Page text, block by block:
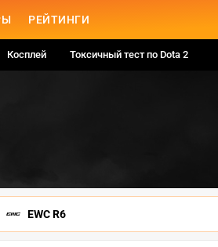
РЕЙТИНГИ
Косплей Токсичный тест по Dota 2
EWC R6